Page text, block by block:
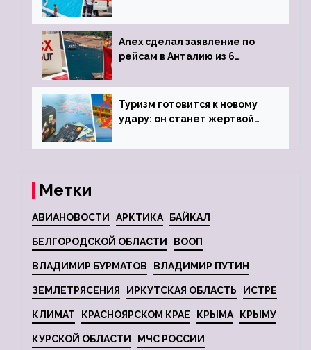
Anex сделал заявление по
рейсам в Анталию из 6
Туризм готовится к новому
удару: он станет жертвой
Метки
АВИАНОВОСТИ АРКТИКА БАЙКАЛ
БЕЛГОРОДСКОЙ ОБЛАСТИ ВООП
ВЛАДИМИР БУРМАТОВ ВЛАДИМИР ПУТИН
ЗЕМЛЕТРЯСЕНИЯ ИРКУТСКАЯ ОБЛАСТЬ ИСТРЕ
КЛИМАТ КРАСНОЯРСКОМ КРАЕ КРЫМА КРЫМУ
КУРСКОЙ ОБЛАСТИ МЧС РОССИИ